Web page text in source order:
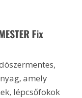
Fix
amely
lépcsőfokok